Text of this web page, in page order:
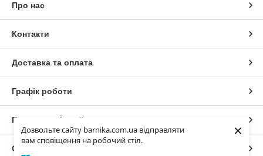
Дозвольте сайту barnika.com.ua відправляти
вам сповіщення на робочий стіл.
×
Про нас
Контакти
Доставка та оплата
Графік роботи
Повна версія сайту
Сайт створено на маркетплейсі